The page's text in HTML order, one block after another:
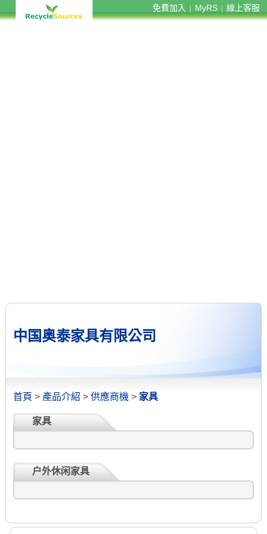
免費加入 MyRS 線上客服
中国奥泰家具有限公司
首頁 > 產品介紹 > 供應商機 > 家具
家具
户外休闲家具